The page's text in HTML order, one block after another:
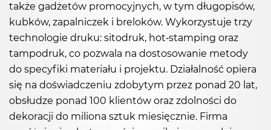
także gadżetów promocyjnych, w tym długopisów,
kubków, zapalniczek i breloków. Wykorzystuje trzy
technologie druku: sitodruk, hot-stamping oraz
tampodruk, co pozwala na dostosowanie metody
do specyfiki materiału i projektu. Działalność opiera
się na doświadczeniu zdobytym przez ponad 20 lat,
obsłudze ponad 100 klientów oraz zdolności do
dekoracji do miliona sztuk miesięcznie. Firma